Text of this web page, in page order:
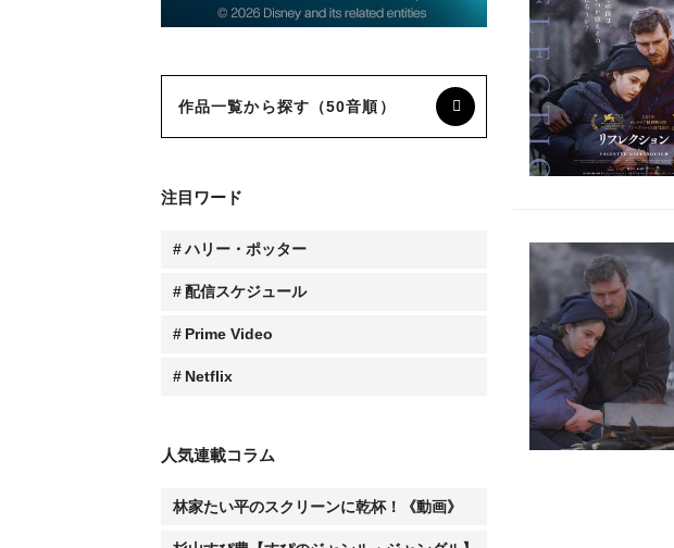
作品一覧から探す（50音順）
注目ワード
ハリー・ポッター
配信スケジュール
Prime Video
Netflix
人気連載コラム
林家たい平のスクリーンに乾杯！《動画》